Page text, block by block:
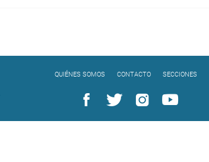
QUIÉNES SOMOS CONTACTO SECCIONES